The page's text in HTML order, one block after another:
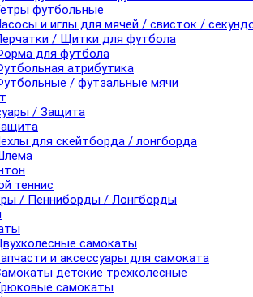
футбольные
и иглы для мячей / свисток /
/ Щитки для футбола
для футбола
атрибутика
/ футзальные мячи
/ Защита
для скейтборда / лонгборда
теннис
/ Пенниборды / Лонгборды
самокаты
и аксессуары для самоката
детские трехколесные
самокаты